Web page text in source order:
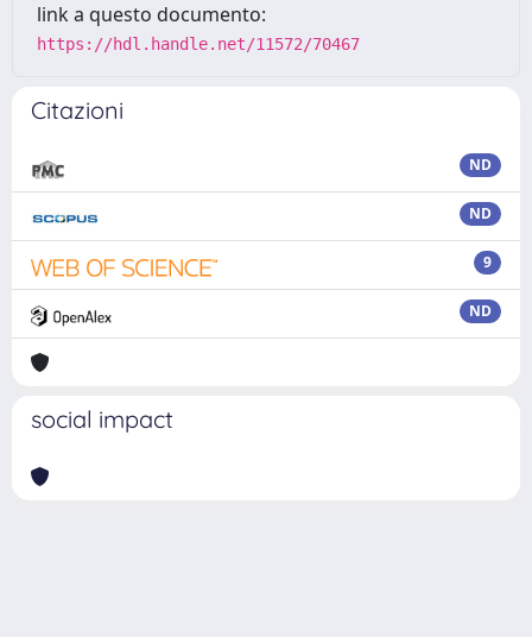
link a questo documento:
https://hdl.handle.net/11572/70467
Citazioni
ND
ND
9
ND
social impact